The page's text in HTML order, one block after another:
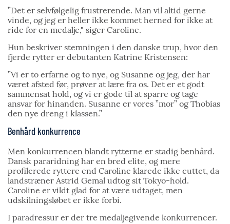
”Det er selvfølgelig frustrerende. Man vil altid gerne
vinde, og jeg er heller ikke kommet herned for ikke at
ride for en medalje," siger Caroline.
Hun beskriver stemningen i den danske trup, hvor den
fjerde rytter er debutanten Katrine Kristensen:
”Vi er to erfarne og to nye, og Susanne og jeg, der har
været afsted før, prøver at lære fra os. Det er et godt
sammensat hold, og vi er gode til at sparre og tage
ansvar for hinanden. Susanne er vores ”mor” og Thobias
den nye dreng i klassen.”
Benhård konkurrence
Men konkurrencen blandt rytterne er stadig benhård.
Dansk pararidning har en bred elite, og mere
profilerede ryttere end Caroline klarede ikke cuttet, da
landstræner Astrid Gemal udtog sit Tokyo-hold.
Caroline er vildt glad for at være udtaget, men
udskilningsløbet er ikke forbi.
I paradressur er der tre medaljegivende konkurrencer.